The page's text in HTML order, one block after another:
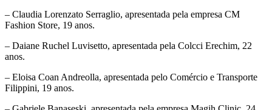
– Claudia Lorenzato Serraglio, apresentada pela empresa CM
Fashion Store, 19 anos.
– Daiane Ruchel Luvisetto, apresentada pela Colcci Erechim, 22
anos.
– Eloisa Coan Andreolla, apresentada pelo Comércio e Transporte
Filippini, 19 anos.